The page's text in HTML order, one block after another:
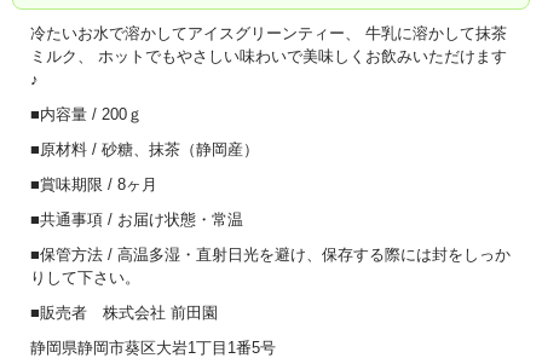
冷たいお水で溶かしてアイスグリーンティー、 牛乳に溶かして抹茶
ミルク、 ホットでもやさしい味わいで美味しくお飲みいただけます
♪
■内容量 / 200ｇ
■原材料 / 砂糖、抹茶（静岡産）
■賞味期限 / 8ヶ月
■共通事項 / お届け状態・常温
■保管方法 / 高温多湿・直射日光を避け、保存する際には封をしっか
りして下さい。
■販売者 株式会社 前田園
静岡県静岡市葵区大岩1丁目1番5号